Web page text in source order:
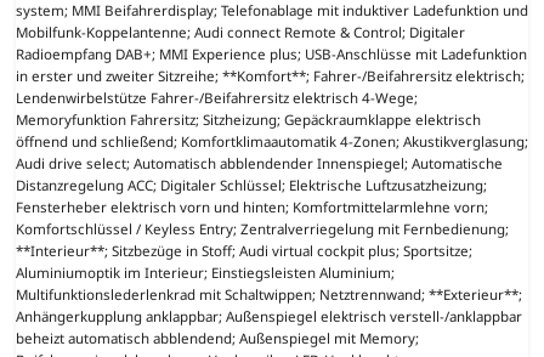
system; MMI Beifahrerdisplay; Telefonablage mit induktiver Ladefunktion und
Mobilfunk-Koppelantenne; Audi connect Remote & Control; Digitaler
Radioempfang DAB+; MMI Experience plus; USB-Anschlüsse mit Ladefunktion
in erster und zweiter Sitzreihe; **Komfort**; Fahrer-/Beifahrersitz elektrisch;
Lendenwirbelstütze Fahrer-/Beifahrersitz elektrisch 4-Wege;
Memoryfunktion Fahrersitz; Sitzheizung; Gepäckraumklappe elektrisch
öffnend und schließend; Komfortklimaautomatik 4-Zonen; Akustikverglasung;
Audi drive select; Automatisch abblendender Innenspiegel; Automatische
Distanzregelung ACC; Digitaler Schlüssel; Elektrische Luftzusatzheizung;
Fensterheber elektrisch vorn und hinten; Komfortmittelarmlehne vorn;
Komfortschlüssel / Keyless Entry; Zentralverriegelung mit Fernbedienung;
**Interieur**; Sitzbezüge in Stoff; Audi virtual cockpit plus; Sportsitze;
Aluminiumoptik im Interieur; Einstiegsleisten Aluminium;
Multifunktionslederlenkrad mit Schaltwippen; Netztrennwand; **Exterieur**;
Anhängerkupplung anklappbar; Außenspiegel elektrisch verstell-/anklappbar
beheizt automatisch abblendend; Außenspiegel mit Memory;